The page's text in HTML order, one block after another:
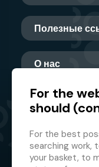
Полезные
О нас
For the
should
For the best
searching work,
your basket, to